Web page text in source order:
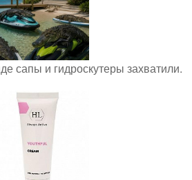
сапы и гидроскутеры захватили.